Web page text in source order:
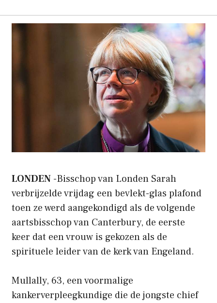
LONDEN -Bisschop van Londen Sarah
verbrijzelde vrijdag een bevlekt-glas plafond
toen ze werd aangekondigd als de volgende
aartsbisschop van Canterbury, de eerste
keer dat een vrouw is gekozen als de
spirituele leider van de kerk van Engeland.
Mullally, 63, een voormalige
kankerverpleegkundige die de jongste chief